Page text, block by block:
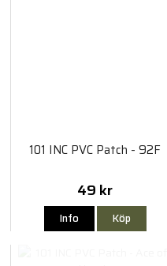
101 INC PVC Patch - 92F
49 kr
Info Köp